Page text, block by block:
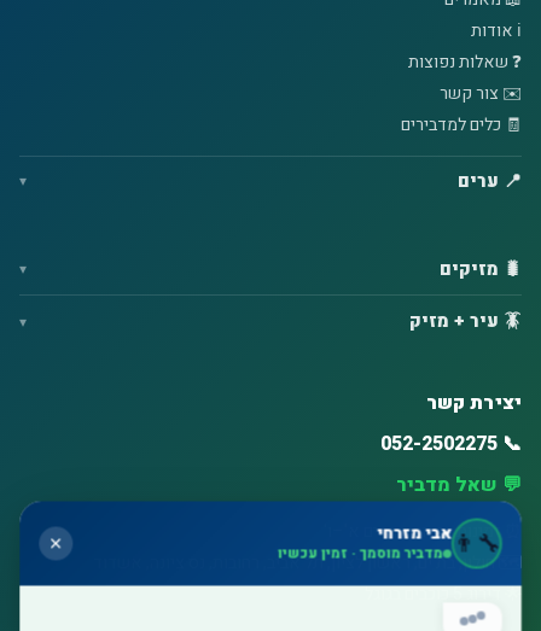
ℹ️ אודות
❓ שאלות נפוצות
✉️ צור קשר
🧾 כלים למדבירים
📍 ערים
🐛 מזיקים
🪳 עיר + מזיק
יצירת קשר
📞 052-2502275
💬 שאל מדביר
⏰ זמינות גבוהה – ימים א'–ו'
🗺️ חולון, בת ים, ראשון לציון, תל אביב, רחובות, נס ציונה, אשדוד
🌟 דירוג 5 כוכבים בגוגל
👨‍🔧אבי מזרחי
מדביר מוסמך · זמין עכשיו ✕